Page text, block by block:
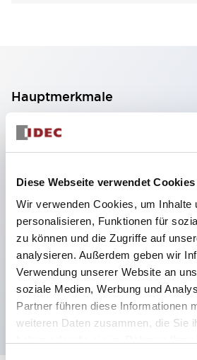
Diese Webseite verwendet Cookies
Wir verwenden Cookies, um Inhalte
personalisieren, Funktionen für
zu können und die Zugriffe auf
analysieren. Außerdem geben wir
Verwendung unserer Website an
soziale Medien, Werbung und
Partner führen diese Informationen
weiteren Daten zusammen, die Sie
Hauptmerkmale
2-Kontakt-Block mit 2 Stufen,
Kontakt-Konfiguration
Isolierung zwischen den 2
59,9 mm (※ 22-stufiger
Platzsparendes Design
Sicherheitsstruktur der 3.
Freisetzung, integrierter
Fingerschutzstruktur